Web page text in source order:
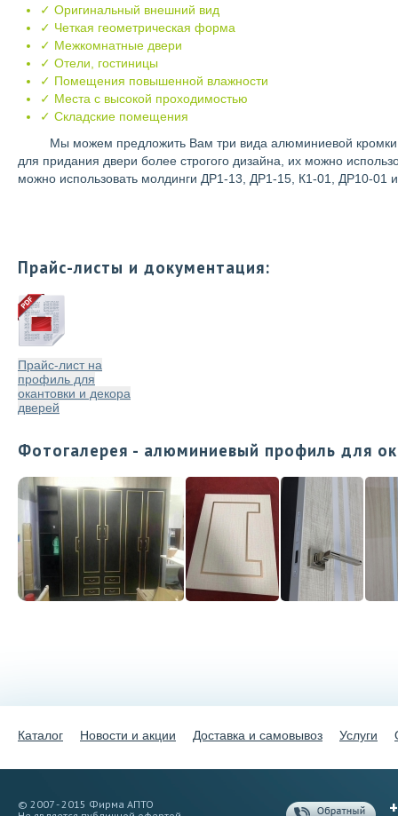
✓ Оригинальный внешний вид
✓ Четкая геометрическая форма
✓ Межкомнатные двери
✓ Отели, гостиницы
✓ Помещения повышенной влажности
✓ Места с высокой проходимостью
✓ Складские помещения
Мы можем предложить Вам три вида алюминиевой кромки в
для придания двери более строгого дизайна, их можно
можно использовать молдинги ДР1-13, ДР1-15, К1-01, ДР10-01
Прайс-листы и документация:
Прайс-лист на
профиль для
окантовки и декора
дверей
Фотогалерея - алюминиевый профиль для
Каталог Новости и акции Доставка и самовывоз Услуги
© 2007 - 2015 Фирма АПТО